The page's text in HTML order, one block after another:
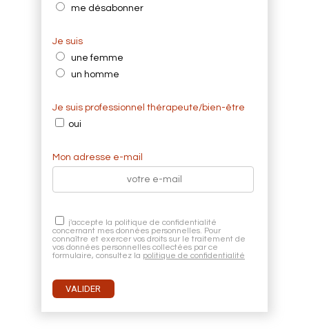
me désabonner
Je suis
une femme
un homme
Je suis professionnel thérapeute/bien-être
oui
Mon adresse e-mail
j'accepte la politique de confidentialité
concernant mes données personnelles. Pour
connaître et exercer vos droits sur le traitement de
vos données personnelles collectées par ce
formulaire, consultez la politique de confidentialité